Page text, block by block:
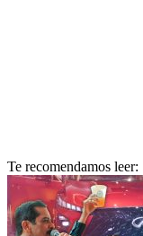
Te recomendamos leer: